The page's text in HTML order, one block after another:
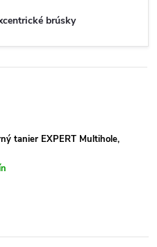
brúsky
tanier EXPERT Multihole,